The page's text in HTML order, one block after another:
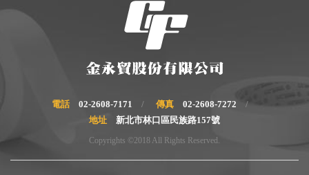
電話 02-2608-7171 傳真
02-2608-7272
地址
新北市林口區民族路157號
Copyrights ©2018 All Rights Reserved.